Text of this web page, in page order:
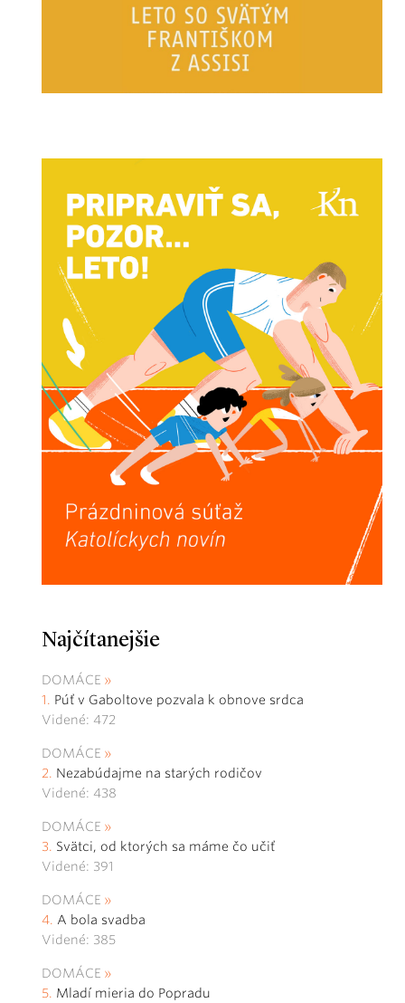
Najčítanejšie
DOMÁCE
Púť v Gaboltove pozvala k obnove srdca
Videné: 472
DOMÁCE
Nezabúdajme na starých rodičov
Videné: 438
DOMÁCE
Svätci, od ktorých sa máme čo učiť
Videné: 391
DOMÁCE
A bola svadba
Videné: 385
DOMÁCE
Mladí mieria do Popradu